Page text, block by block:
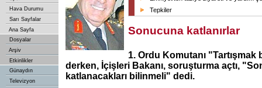
Hava Durumu
Sarı Sayfalar
Ana Sayfa
Dosyalar
Arşiv
Etkinlikler
Günaydın
Televizyon
Tepkiler
Sonucuna katlanırlar
1. Ordu Komutanı "Tartışmak
derken, İçişleri Bakanı, soruşturma açtı,
katlanacakları bilinmeli" dedi.